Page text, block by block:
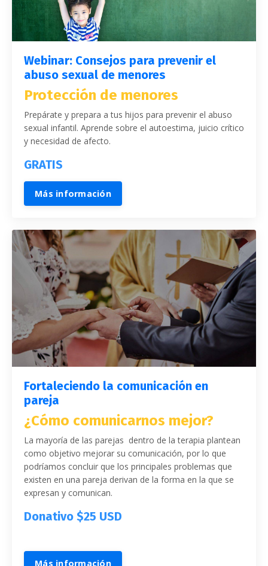
Webinar: Consejos para prevenir el
abuso sexual de menores
Protección de menores
Prepárate y prepara a tus hijos para prevenir el abuso
sexual infantil. Aprende sobre el autoestima, juicio crítico
y necesidad de afecto.
GRATIS
Más información
Fortaleciendo la comunicación en
pareja
¿Cómo comunicarnos mejor?
La mayoría de las parejas dentro de la terapia plantean
como objetivo mejorar su comunicación, por lo que
podríamos concluir que los principales problemas que
existen en una pareja derivan de la forma en la que se
expresan y comunican.
Donativo $25 USD
Más información